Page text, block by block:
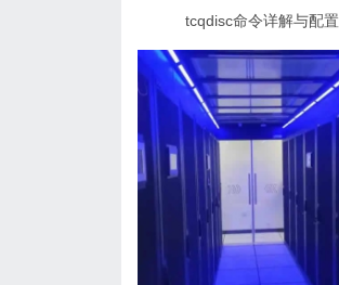
tcqdisc命令详解与配置